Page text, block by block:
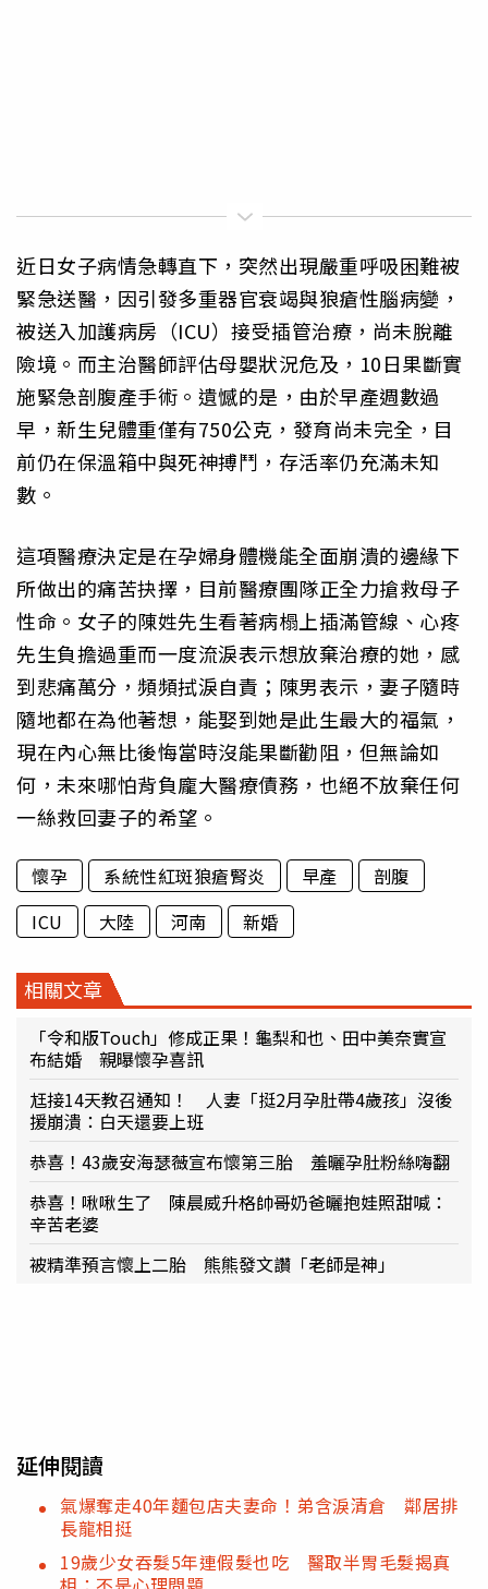
近日女子病情急轉直下，突然出現嚴重呼吸困難被
緊急送醫，因引發多重器官衰竭與狼瘡性腦病變，
被送入加護病房（ICU）接受插管治療，尚未脫離
險境。而主治醫師評估母嬰狀況危及，10日果斷實
施緊急剖腹產手術。遺憾的是，由於早產週數過
早，新生兒體重僅有750公克，發育尚未完全，目
前仍在保溫箱中與死神搏鬥，存活率仍充滿未知
數。
這項醫療決定是在孕婦身體機能全面崩潰的邊緣下
所做出的痛苦抉擇，目前醫療團隊正全力搶救母子
性命。女子的陳姓先生看著病榻上插滿管線、心疼
先生負擔過重而一度流淚表示想放棄治療的她，感
到悲痛萬分，頻頻拭淚自責；陳男表示，妻子隨時
隨地都在為他著想，能娶到她是此生最大的福氣，
現在內心無比後悔當時沒能果斷勸阻，但無論如
何，未來哪怕背負龐大醫療債務，也絕不放棄任何
一絲救回妻子的希望。
懷孕 系統性紅斑狼瘡腎炎 早產
剖腹
ICU
大陸 河南 新婚
相關文章
「令和版Touch」修成正果！龜梨和也、田中美奈實宣
布結婚 親曝懷孕喜訊
尪接14天教召通知！ 人妻「挺2月孕肚帶4歲孩」沒後
援崩潰：白天還要上班
恭喜！43歲安海瑟薇宣布懷第三胎 羞曬孕肚粉絲嗨翻
恭喜！啾啾生了 陳晨威升格帥哥奶爸曬抱娃照甜喊：
辛苦老婆
被精準預言懷上二胎 熊熊發文讚「老師是神」
延伸閱讀
氣爆奪走40年麵包店夫妻命！弟含淚清倉 鄰居排
長龍相挺
19歲少女吞髮5年連假髮也吃 醫取半胃毛髮揭真